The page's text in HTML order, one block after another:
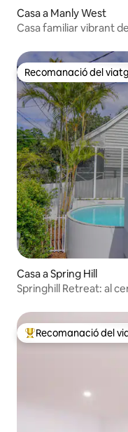
Casa a Manly West
Casa familiar vibrant
Recomanació del
Recomanació del
Casa a Spring Hill
Springhill Retreat: al
Principals
Recomanació del